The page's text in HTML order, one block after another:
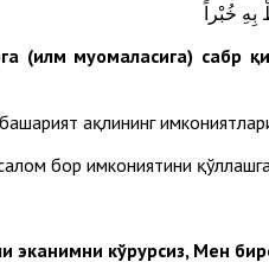
خُبْراً
(илм муомаласига) сабр
башарият ақлининг
бор имкониятини
эканимни кўрурсиз, Мен